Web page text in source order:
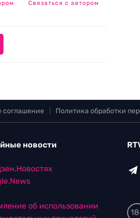
Связаться с автором
соглашение Политика обработки
новости
об использовании